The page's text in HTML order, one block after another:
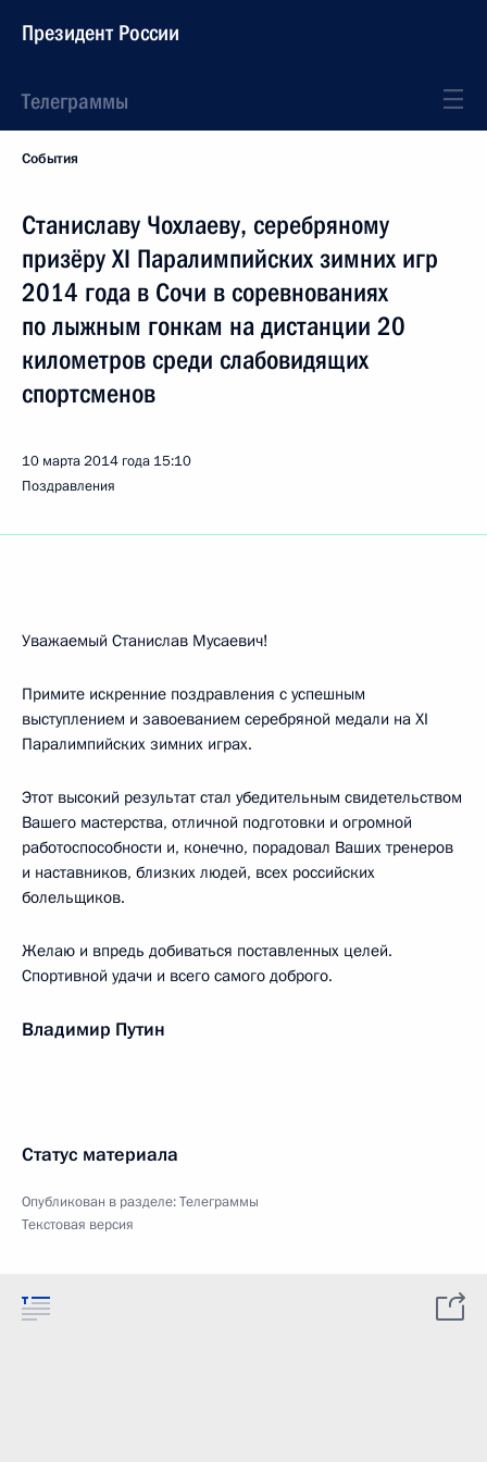
Президент России
Телеграммы
События
Станиславу Чохлаеву, серебряному
призёру XI Паралимпийских зимних игр
2014 года в Сочи в соревнованиях
по лыжным гонкам на дистанции 20
километров среди слабовидящих
спортсменов
10 марта 2014 года 15:10
Поздравления
Уважаемый Станислав Мусаевич!
Примите искренние поздравления с успешным
выступлением и завоеванием серебряной медали на XI
Паралимпийских зимних играх.
Этот высокий результат стал убедительным свидетельством
Вашего мастерства, отличной подготовки и огромной
работоспособности и, конечно, порадовал Ваших тренеров
и наставников, близких людей, всех российских
болельщиков.
Желаю и впредь добиваться поставленных целей.
Спортивной удачи и всего самого доброго.
Владимир Путин
Статус материала
Опубликован в разделе:Телеграммы
Текстовая версия